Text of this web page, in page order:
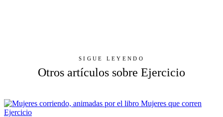
SIGUE LEYENDO
Otros artículos sobre Ejercicio
Ejercicio